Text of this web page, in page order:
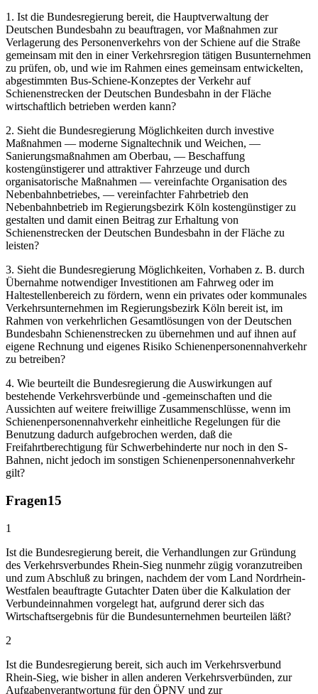
1. Ist die Bundesregierung bereit, die Hauptverwaltung der
Deutschen Bundesbahn zu beauftragen, vor Maßnahmen zur
Verlagerung des Personenverkehrs von der Schiene auf die Straße
gemeinsam mit den in einer Verkehrsregion tätigen Busunternehmen
zu prüfen, ob, und wie im Rahmen eines gemeinsam entwickelten,
abgestimmten Bus-Schiene-Konzeptes der Verkehr auf
Schienenstrecken der Deutschen Bundesbahn in der Fläche
wirtschaftlich betrieben werden kann?
2. Sieht die Bundesregierung Möglichkeiten durch investive
Maßnahmen — moderne Signaltechnik und Weichen, —
Sanierungsmaßnahmen am Oberbau, — Beschaffung
kostengünstigerer und attraktiver Fahrzeuge und durch
organisatorische Maßnahmen — vereinfachte Organisation des
Nebenbahnbetriebes, — vereinfachter Fahrbetrieb den
Nebenbahnbetrieb im Regierungsbezirk Köln kostengünstiger zu
gestalten und damit einen Beitrag zur Erhaltung von
Schienenstrecken der Deutschen Bundesbahn in der Fläche zu
leisten?
3. Sieht die Bundesregierung Möglichkeiten, Vorhaben z. B. durch
Übernahme notwendiger Investitionen am Fahrweg oder im
Haltestellenbereich zu fördern, wenn ein privates oder kommunales
Verkehrsunternehmen im Regierungsbezirk Köln bereit ist, im
Rahmen von verkehrlichen Gesamtlösungen von der Deutschen
Bundesbahn Schienenstrecken zu übernehmen und auf ihnen auf
eigene Rechnung und eigenes Risiko Schienenpersonennahverkehr
zu betreiben?
4. Wie beurteilt die Bundesregierung die Auswirkungen auf
bestehende Verkehrsverbünde und -gemeinschaften und die
Aussichten auf weitere freiwillige Zusammenschlüsse, wenn im
Schienenpersonennahverkehr einheitliche Regelungen für die
Benutzung dadurch aufgebrochen werden, daß die
Freifahrtberechtigung für Schwerbehinderte nur noch in den S-
Bahnen, nicht jedoch im sonstigen Schienenpersonennahverkehr
gilt?
Fragen15
1
Ist die Bundesregierung bereit, die Verhandlungen zur Gründung
des Verkehrsverbundes Rhein-Sieg nunmehr zügig voranzutreiben
und zum Abschluß zu bringen, nachdem der vom Land Nordrhein-
Westfalen beauftragte Gutachter Daten über die Kalkulation der
Verbundeinnahmen vorgelegt hat, aufgrund derer sich das
Wirtschaftsergebnis für die Bundesunternehmen beurteilen läßt?
2
Ist die Bundesregierung bereit, sich auch im Verkehrsverbund
Rhein-Sieg, wie bisher in allen anderen Verkehrsverbünden, zur
Aufgabenverantwortung für den ÖPNV und zur